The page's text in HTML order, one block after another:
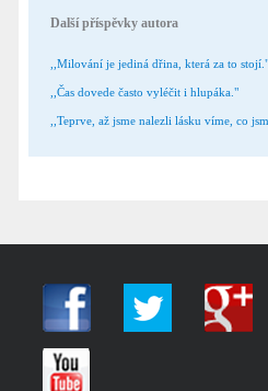
Další příspěvky autora
,,Milování je jediná dřina, která za to stojí."
,,Čas dovede často vyléčit i hlupáka."
,,Teprve, až jsme nalezli lásku víme, co